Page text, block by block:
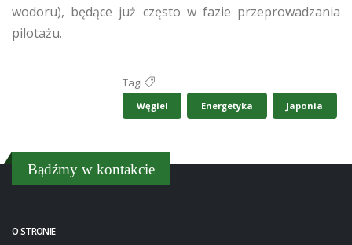
wodoru), będące już często w fazie przeprowadzania
pilotażu.
Tagi
Węgiel Energetyka Japonia
Bądźmy w kontakcie
O STRONIE